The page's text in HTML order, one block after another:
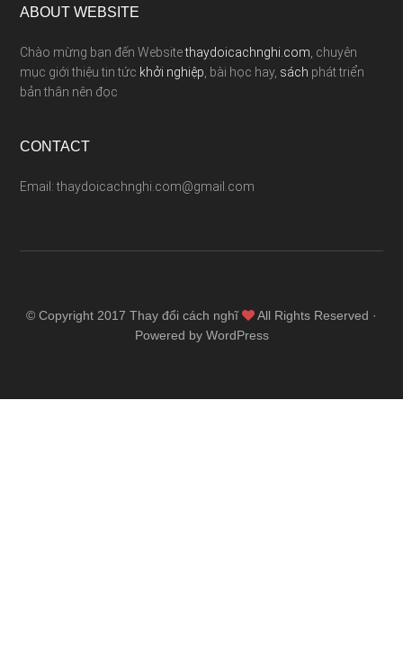
ABOUT WEBSITE
Chào mừng bạn đến Websitethaydoicachnghi.com , chuyên
mục giới thiệu tin tức khởi nghiệp , bài học hay, sách phát triển
bản thân nên đọc
CONTACT
Email: thaydoicachnghi.com@gmail.com
© Copyright 2017 Thay đổi cách nghĩ
All Rights Reserved ·
Powered by WordPress